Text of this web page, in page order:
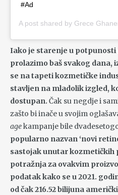
#Ad
A post shared by Grece
Iako je starenje u
prolazimo baš svakog dana,
se na tapeti kozmetičke
stavljen na mladolik izgled,
dostupan. Čak su negdje i
zašto bi inače u svojim
agekampanje bile
popularno nazvan ‘novi
sastojak unutar kozmetičkih
potražnja za ovakvim
podatak kako se u 2021.
od čak 216.52 bilijuna